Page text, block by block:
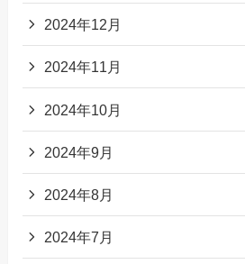
2024年12月
2024年11月
2024年10月
2024年9月
2024年8月
2024年7月